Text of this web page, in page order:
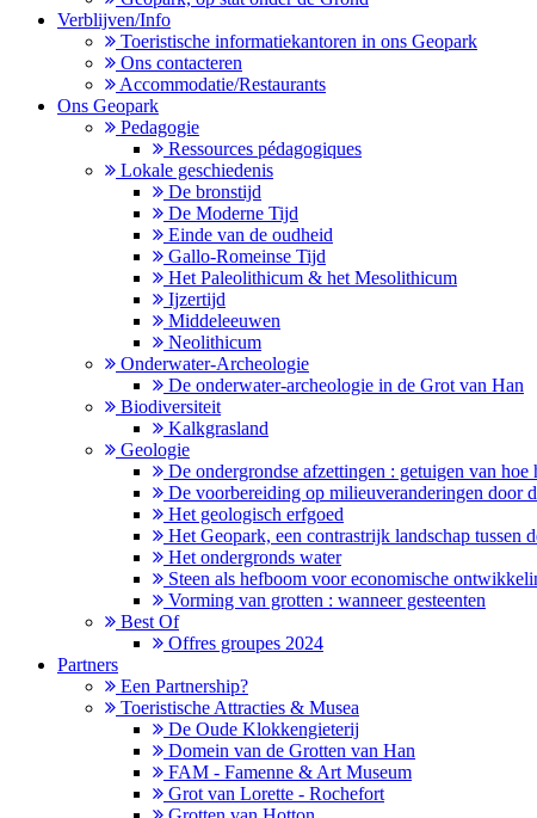
Verblijven/Info
Toeristische informatiekantoren in ons Geopark
Ons contacteren
Accommodatie/Restaurants
Ons Geopark
Pedagogie
Ressources pédagogiques
Lokale geschiedenis
De bronstijd
De Moderne Tijd
Einde van de oudheid
Gallo-Romeinse Tijd
Het Paleolithicum & het Mesolithicum
Ijzertijd
Middeleeuwen
Neolithicum
Onderwater-Archeologie
De onderwater-archeologie in de Grot van Han
Biodiversiteit
Kalkgrasland
Geologie
De ondergrondse afzettingen : getuigen van hoe
De voorbereiding op milieuveranderingen door
Het geologisch erfgoed
Het Geopark, een contrastrijk landschap tussen
Het ondergronds water
Steen als hefboom voor economische
Vorming van grotten : wanneer gesteenten
Best Of
Offres groupes 2024
Partners
Een Partnership?
Toeristische Attracties & Musea
De Oude Klokkengieterij
Domein van de Grotten van Han
FAM - Famenne & Art Museum
Grot van Lorette - Rochefort